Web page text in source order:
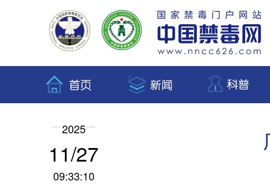
2025
11/27
09:33:10